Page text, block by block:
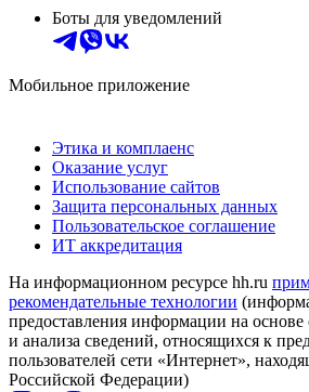
Боты для уведомлений
Мобильное приложение
Этика и комплаенс
Оказание услуг
Использование сайтов
Защита персональных данных
Пользовательское соглашение
ИТ аккредитация
На информационном ресурсе hh.ru
рекомендательные технологии
предоставления информации на основе
и анализа сведений, относящихся к
пользователей сети «Интернет»,
Российской Федерации)